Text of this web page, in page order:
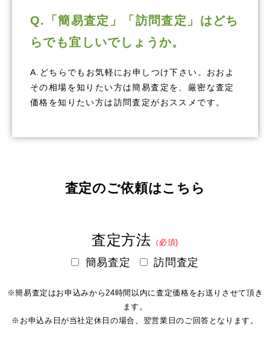
Q.「簡易査定」「訪問査定」はどち
らでも宜しいでしょうか。
A.どちらでもお気軽にお申しつけ下さい。おおよ
その相場を知りたい方は簡易査定を、厳密な査定
価格を知りたい方は訪問査定がおススメです。
査定のご依頼はこちら
査定方法 （必須)
簡易査定 訪問査定
※簡易査定はお申込みから24時間以内に査定価格をお送りさせて頂き
ます。
※お申込み日が当社定休日の場合、翌営業日のご回答となります。